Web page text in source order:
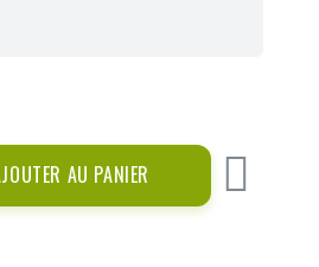
AU PANIER